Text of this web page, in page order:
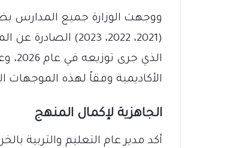
ووجهت الوزارة جميع المدارس
(2021، 2022، 2023)
الأكاديمية وفقاً لهذه الموجهات
الجاهزية لإكمال المنهج
أكد مدير عام التعليم والتربية